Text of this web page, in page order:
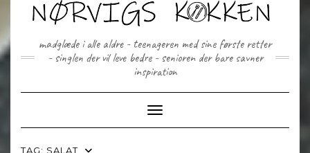
madglæde i alle aldre - teenageren med sine første retter
- singlen der vil leve bedre - senioren der bare savner
inspiration
Toggle Navigation
TAG: SALAT